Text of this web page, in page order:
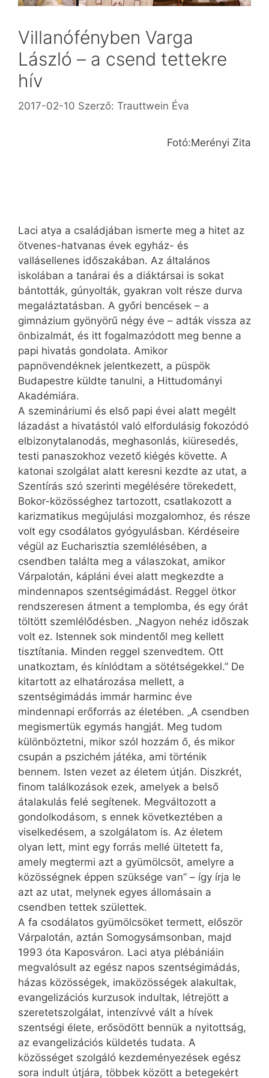
Villanófényben Varga
László – a csend tettekre
hív
2017-02-10 Szerző: Trauttwein Éva
Fotó:Merényi Zita
Laci atya a családjában ismerte meg a hitet az
ötvenes-hatvanas évek egyház- és
vallásellenes időszakában. Az általános
iskolában a tanárai és a diáktársai is sokat
bántották, gúnyolták, gyakran volt része durva
megaláztatásban. A győri bencések – a
gimnázium gyönyörű négy éve – adták vissza az
önbizalmát, és itt fogalmazódott meg benne a
papi hivatás gondolata. Amikor
papnövendéknek jelentkezett, a püspök
Budapestre küldte tanulni, a Hittudományi
Akadémiára.
A szemináriumi és első papi évei alatt megélt
lázadást a hivatástól való elfordulásig fokozódó
elbizonytalanodás, meghasonlás, kiüresedés,
testi panaszokhoz vezető kiégés követte. A
katonai szolgálat alatt keresni kezdte az utat, a
Szentírás szó szerinti megélésére törekedett,
Bokor-közösséghez tartozott, csatlakozott a
karizmatikus megújulási mozgalomhoz, és része
volt egy csodálatos gyógyulásban. Kérdéseire
végül az Eucharisztia szemlélésében, a
csendben találta meg a válaszokat, amikor
Várpalotán, kápláni évei alatt megkezdte a
mindennapos szentségimádást. Reggel ötkor
rendszeresen átment a templomba, és egy órát
töltött szemlélődésben. „Nagyon nehéz időszak
volt ez. Istennek sok mindentől meg kellett
tisztítania. Minden reggel szenvedtem. Ott
unatkoztam, és kínlódtam a sötétségekkel.” De
kitartott az elhatározása mellett, a
szentségimádás immár harminc éve
mindennapi erőforrás az életében. „A csendben
megismertük egymás hangját. Meg tudom
különböztetni, mikor szól hozzám ő, és mikor
csupán a pszichém játéka, ami történik
bennem. Isten vezet az életem útján. Diszkrét,
finom találkozások ezek, amelyek a belső
átalakulás felé segítenek. Megváltozott a
gondolkodásom, s ennek következtében a
viselkedésem, a szolgálatom is. Az életem
olyan lett, mint egy forrás mellé ültetett fa,
amely megtermi azt a gyümölcsöt, amelyre a
közösségnek éppen szüksége van” – így írja le
azt az utat, melynek egyes állomásain a
csendben tettek születtek.
A fa csodálatos gyümölcsöket termett, először
Várpalotán, aztán Somogysámsonban, majd
1993 óta Kaposváron. Laci atya plébániáin
megvalósult az egész napos szentségimádás,
házas közösségek, imaközösségek alakultak,
evangelizációs kurzusok indultak, létrejött a
szeretetszolgálat, intenzívvé vált a hívek
szentségi élete, erősödött bennük a nyitottság,
az evangelizációs küldetés tudata. A
közösséget szolgáló kezdeményezések egész
sora indult útjára, többek között a betegekért